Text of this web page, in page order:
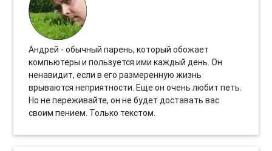
Андрей - обычный парень, который обожает
компьютеры и пользуется ими каждый день. Он
ненавидит, если в его размеренную жизнь
врываются неприятности. Еще он очень любит петь.
Но не переживайте, он не будет доставать вас
своим пением. Только текстом.